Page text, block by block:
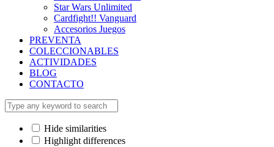
Star Wars Unlimited
Cardfight!! Vanguard
Accesorios Juegos
PREVENTA
COLECCIONABLES
ACTIVIDADES
BLOG
CONTACTO
Hide similarities
Highlight differences